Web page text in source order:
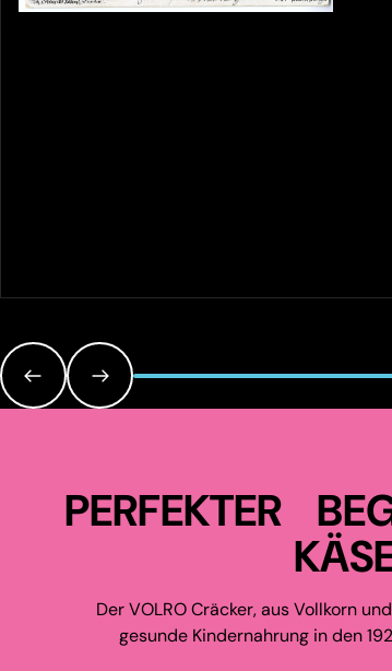
PERFEKTER
Der VOLRO Cräcker, aus Vollkorn
gesunde Kindernahrung in den